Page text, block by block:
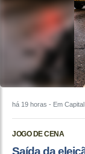
há 19 horas - Em Capital
JOGO DE CENA
Saída da